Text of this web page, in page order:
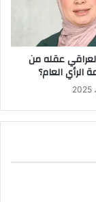
عقله من
الرأي العام؟